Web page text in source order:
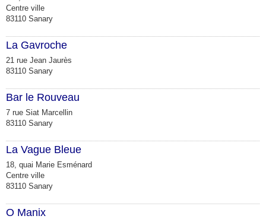
Centre ville
83110 Sanary
La Gavroche
21 rue Jean Jaurès
83110 Sanary
Bar le Rouveau
7 rue Siat Marcellin
83110 Sanary
La Vague Bleue
18, quai Marie Esménard
Centre ville
83110 Sanary
O Manix